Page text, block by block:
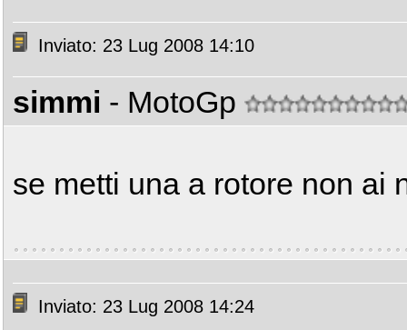
Inviato: 23 Lug 2008 14:10
simmi - MotoGp
se metti una a rotore non ai
Inviato: 23 Lug 2008 14:24